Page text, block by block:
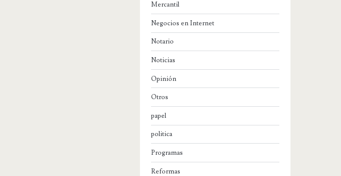
Mercantil
Negocios en Internet
Notario
Noticias
Opinión
Otros
papel
politica
Programas
Reformas